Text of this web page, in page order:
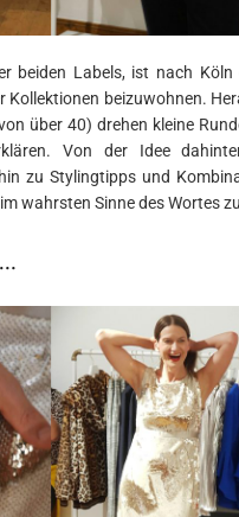
beiden Labels, ist nach
beizuwohnen.
über 40) drehen kleine
Von der Idee
zu Stylingtipps und
wahrsten Sinne des Wortes